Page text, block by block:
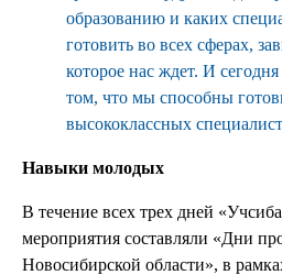
образованию и каких
готовить во всех сферах,
которое нас ждет. И сегодня
том, что мы способны
высококлассных
Навыки молодых
В течение всех трех дней
мероприятия составляли «Дни
Новосибирской области», в